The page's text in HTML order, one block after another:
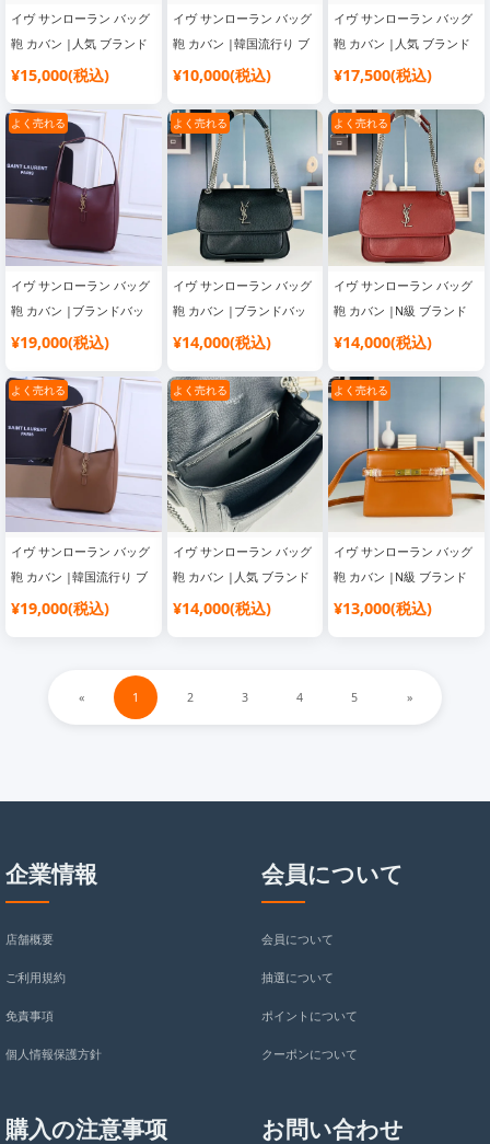
イヴ サンローラン バッグ
鞄 カバン |人気 ブランド
バッグ
¥15,000(税込)
イヴ サンローラン バッグ
鞄 カバン |韓国流行り ブ
ランドバッグ
¥10,000(税込)
イヴ サンローラン バッグ
鞄 カバン |人気 ブランド
バッグ
¥17,500(税込)
よく売れる
イヴ サンローラン バッグ
鞄 カバン |ブランドバッ
グ コピー おすすめ
¥19,000(税込)
よく売れる
イヴ サンローラン バッグ
鞄 カバン |ブランドバッ
グ コピー 通販
¥14,000(税込)
よく売れる
イヴ サンローラン バッグ
鞄 カバン |N級 ブランド
コピー バッグ
¥14,000(税込)
よく売れる
イヴ サンローラン バッグ
鞄 カバン |韓国流行り ブ
ランドバッグ
¥19,000(税込)
よく売れる
イヴ サンローラン バッグ
鞄 カバン |人気 ブランド
バッグ
¥14,000(税込)
よく売れる
イヴ サンローラン バッグ
鞄 カバン |N級 ブランド
コピー バッグ
¥13,000(税込)
« 1 2 3 4 5 »
企業情報
店舗概要
ご利用規約
免責事項
個人情報保護方針
会員について
会員について
抽選について
ポイントについて
クーポンについて
購入の注意事项 お問い合わせ